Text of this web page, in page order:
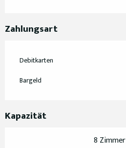
Zahlungsart
Debitkarten
Bargeld
Kapazität
8 Zimmer